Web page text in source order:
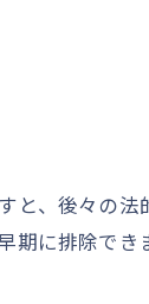
と、後々の法
期に排除でき